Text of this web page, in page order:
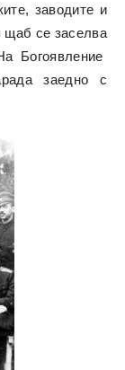
заводите и
щаб се заселва
Богоявление
заедно с